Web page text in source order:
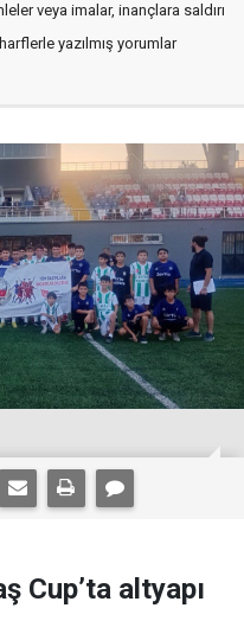
veya imalar, inançlara saldırı
yazılmış yorumlar
Cup’ta altyapı